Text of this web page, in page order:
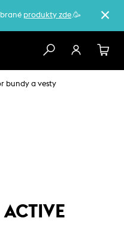
produkty zde.🥳
bundy a vesty
ACTIVE